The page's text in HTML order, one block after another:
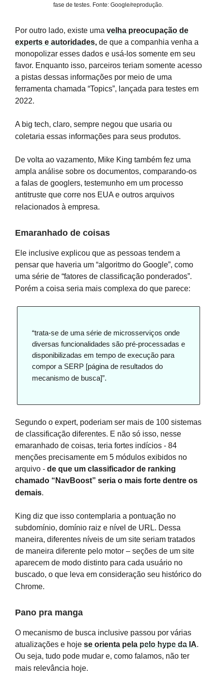
fase de testes. Fonte: Google/reprodução.
Por outro lado, existe uma velha preocupação de
experts e autoridades, de que a companhia venha a
monopolizar esses dados e usá-los somente em seu
favor. Enquanto isso, parceiros teriam somente acesso
a pistas dessas informações por meio de uma
ferramenta chamada “Topics”, lançada para testes em
2022.
A big tech, claro, sempre negou que usaria ou
coletaria essas informações para seus produtos.
De volta ao vazamento, Mike King também fez uma
ampla análise sobre os documentos, comparando-os
a falas de googlers, testemunho em um processo
antitruste que corre nos EUA e outros arquivos
relacionados à empresa.
Emaranhado de coisas
Ele inclusive explicou que as pessoas tendem a
pensar que haveria um “algoritmo do Google”, como
uma série de “fatores de classificação ponderados”.
Porém a coisa seria mais complexa do que parece:
“trata-se de uma série de microsserviços onde
diversas funcionalidades são pré-processadas e
disponibilizadas em tempo de execução para
compor a SERP [página de resultados do
mecanismo de busca]”.
Segundo o expert, poderiam ser mais de 100 sistemas
de classificação diferentes. E não só isso, nesse
emaranhado de coisas, teria fortes indícios - 84
menções precisamente em 5 módulos exibidos no
arquivo - de que um classificador de ranking
chamado “NavBoost” seria o mais forte dentre os
demais.
King diz que isso contemplaria a pontuação no
subdomínio, domínio raiz e nível de URL. Dessa
maneira, diferentes níveis de um site seriam tratados
de maneira diferente pelo motor – seções de um site
aparecem de modo distinto para cada usuário no
buscado, o que leva em consideração seu histórico do
Chrome.
Pano pra manga
O mecanismo de busca inclusive passou por várias
atualizações e hoje se orienta pela pelo hype da IA.
Ou seja, tudo pode mudar e, como falamos, não ter
mais relevância hoje.